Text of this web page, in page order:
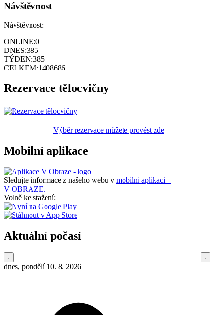
Návštěvnost
Návštěvnost:
ONLINE:0
DNES:385
TÝDEN:385
CELKEM:1408686
Rezervace tělocvičny
Výběr rezervace můžete provést zde
Mobilní aplikace
Sledujte informace z našeho webu v mobilní aplikaci –
V OBRAZE.
Volně ke stažení:
Aktuální počasí
dnes, pondělí 10. 8. 2026